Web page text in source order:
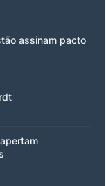
assinam pacto